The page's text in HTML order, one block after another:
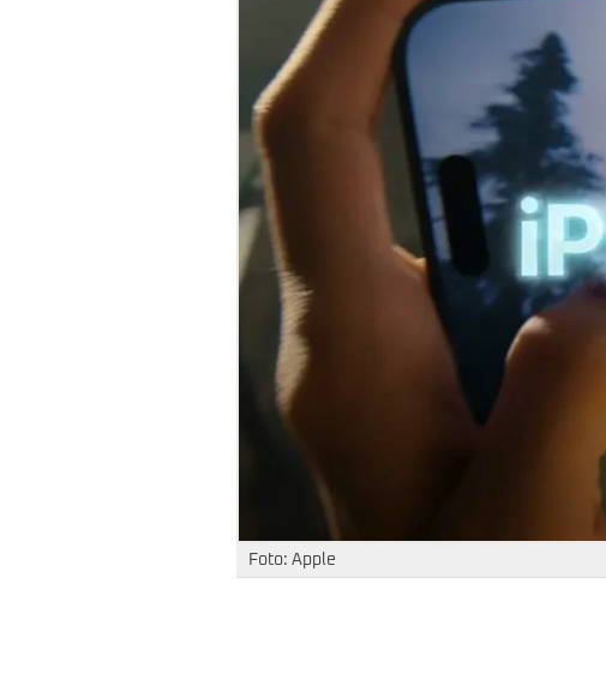
Foto: Apple